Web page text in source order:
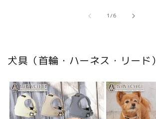
1/の
6
犬具（首輪・ハーネス・リード）